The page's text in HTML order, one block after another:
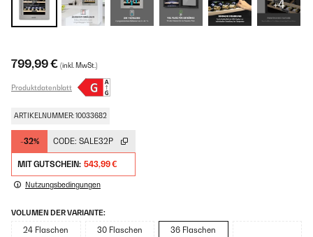
+4
799,99 € (inkl. MwSt.)
Produktdatenblatt
ARTIKELNUMMER: 10033682
-32% CODE: SALE32P
MIT GUTSCHEIN: 543,99 €
Nutzungsbedingungen
VOLUMEN DER VARIANTE:
24 Flaschen 30 Flaschen 36 Flaschen